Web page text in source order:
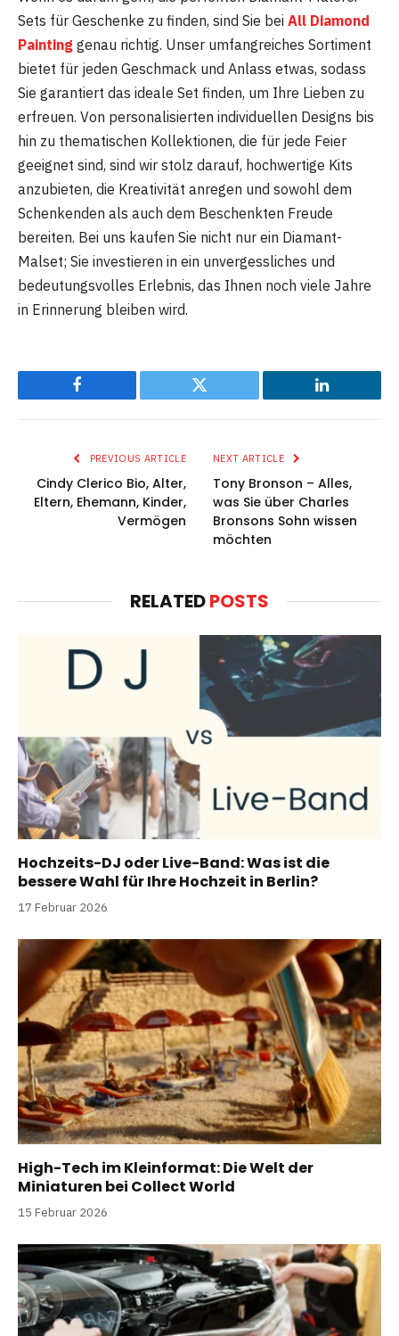
Sets für Geschenke zu finden, sind Sie bei All Diamond
Painting genau richtig. Unser umfangreiches Sortiment
bietet für jeden Geschmack und Anlass etwas, sodass
Sie garantiert das ideale Set finden, um Ihre Lieben zu
erfreuen. Von personalisierten individuellen Designs bis
hin zu thematischen Kollektionen, die für jede Feier
geeignet sind, sind wir stolz darauf, hochwertige Kits
anzubieten, die Kreativität anregen und sowohl dem
Schenkenden als auch dem Beschenkten Freude
bereiten. Bei uns kaufen Sie nicht nur ein Diamant-
Malset; Sie investieren in ein unvergessliches und
bedeutungsvolles Erlebnis, das Ihnen noch viele Jahre
in Erinnerung bleiben wird.
Facebook Twitter LinkedIn
PREVIOUS ARTICLE
Cindy Clerico Bio, Alter,
Eltern, Ehemann, Kinder,
Vermögen
NEXT ARTICLE
Tony Bronson – Alles,
was Sie über Charles
Bronsons Sohn wissen
möchten
RELATEDPOSTS
Hochzeits-DJ oder Live-Band: Was ist die
bessere Wahl für Ihre Hochzeit in Berlin?
17 Februar 2026
High-Tech im Kleinformat: Die Welt der
Miniaturen bei Collect World
15 Februar 2026